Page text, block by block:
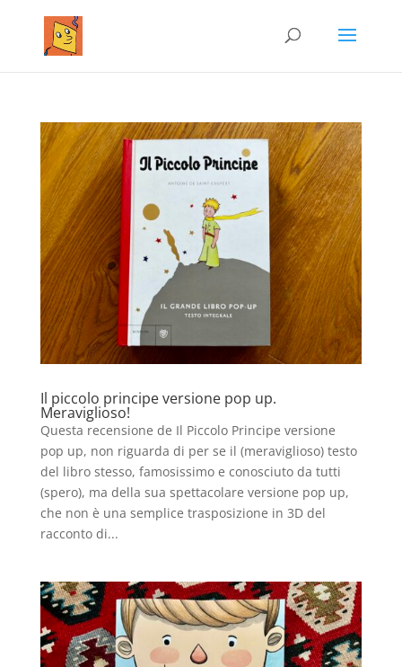
Il piccolo principe versione pop up.
Meraviglioso!
Questa recensione de Il Piccolo Principe versione
pop up, non riguarda di per se il (meraviglioso) testo
del libro stesso, famosissimo e conosciuto da tutti
(spero), ma della sua spettacolare versione pop up,
che non è una semplice trasposizione in 3D del
racconto di...